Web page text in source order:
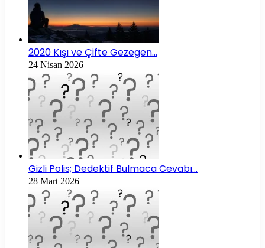
2020 Kışı ve Çifte Gezegen…
24 Nisan 2026
Gizli Polis; Dedektif Bulmaca Cevabı…
28 Mart 2026